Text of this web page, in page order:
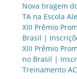
Nova tiragem
TA na Escola
XIII Prêmio
Brasil |
XIII Prêmio
no Brasil |
Treinamento